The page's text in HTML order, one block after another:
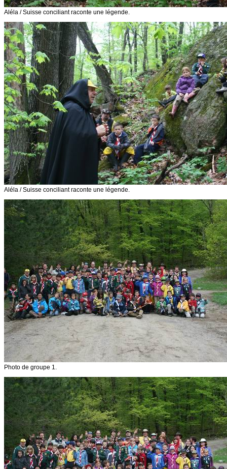
Aléla / Suisse conciliant raconte une légende.
Aléla / Suisse conciliant raconte une légende.
Photo de groupe 1.